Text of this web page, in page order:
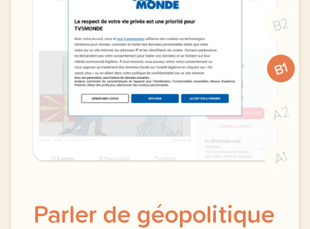
B2
B1
A2
A1
Parler de géopolitique